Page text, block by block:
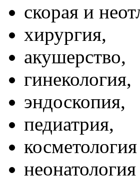
скорая и
хирургия,
акушерство,
гинекология,
эндоскопия,
педиатрия,
косметология
неонатология